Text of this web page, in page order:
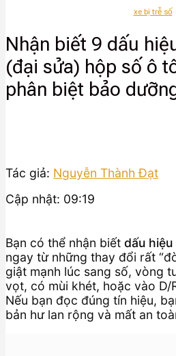
xe bị trễ số
Nhận biết 9 dấu
(đại sửa) hộp số ô
phân biệt bảo
Tác giả: Nguyễn Thành Đạt
Cập nhật: 09:19
Bạn có thể nhận biết dấu
ngay từ những thay đổi rất
giật mạnh lúc sang số, vòng
vọt, có mùi khét, hoặc vào D/
Nếu bạn đọc đúng tín hiệu,
bản hư lan rộng và mất an